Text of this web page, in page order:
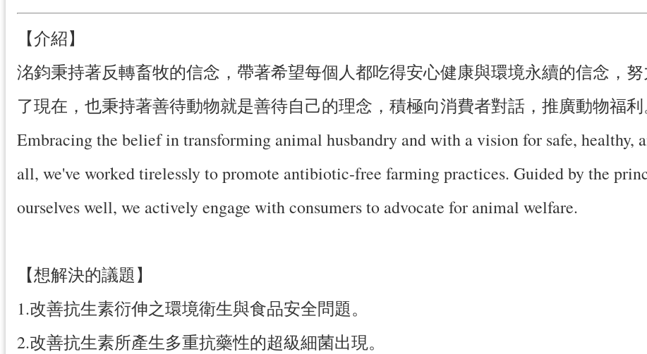
【介紹】
洺鈞秉持著反轉畜牧的信念，帶著希望每個人都吃得安心健康與環境永續的信念，
了現在，也秉持著善待動物就是善待自己的理念，積極向消費者對話，推廣動物福利
Embracing the belief in transforming animal husbandry and with a vision for safe, healthy,
all, we've worked tirelessly to promote antibiotic-free farming practices. Guided by the
ourselves well, we actively engage with consumers to advocate for animal welfare.
【想解決的議題】
1.改善抗生素衍伸之環境衛生與食品安全問題。
2.改善抗生素所產生多重抗藥性的超級細菌出現。